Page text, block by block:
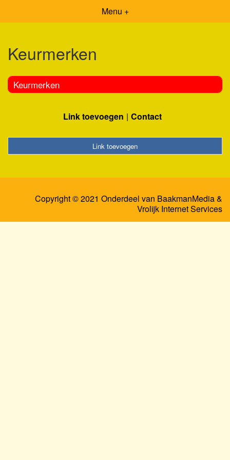
Menu +
Keurmerken
Keurmerken
Link toevoegen Contact
Link toevoegen
Copyright © 2021 Onderdeel van BaakmanMedia&
Vrolijk Internet Services